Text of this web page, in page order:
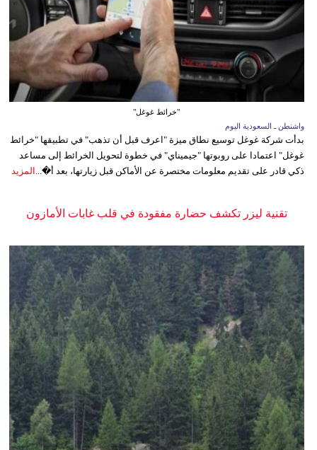
"خرائط غوغل"
واشنطن ـ السعودية اليوم
بدأت شركة غوغل توسيع نطاق ميزة "اعرف قبل أن تذهب" في تطبيقها "خرائط
غوغل" اعتمادا على روبوتها "جيميناي" في خطوة لتحويل الخرائط إلى مساعد
ذكي قادر على تقديم معلومات مختصرة عن الأماكن قبل زيارتها، بعد أ�... المزيد
تقنية ليزر تكشف حضارة مفقودة في قلب غابات الأمازون